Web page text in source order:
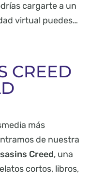
cargarte a un
virtual puedes…
CREED
más
de nuestra
Creed, una
cortos, libros,